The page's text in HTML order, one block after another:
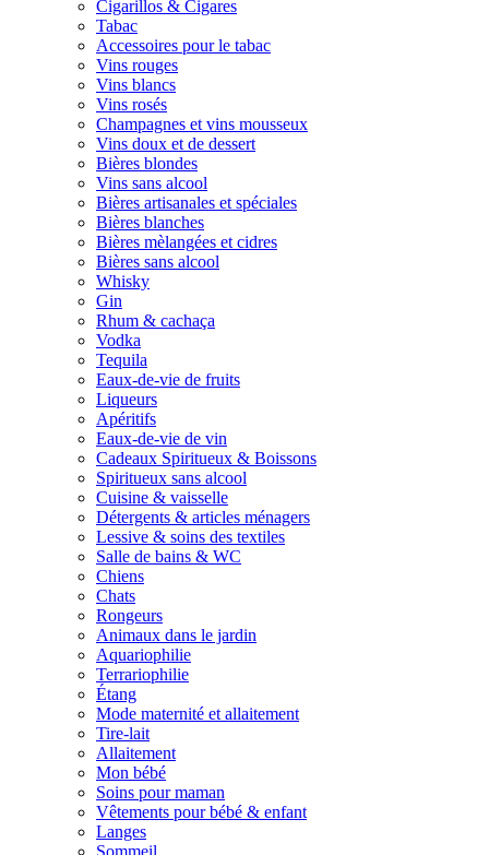
Cigarillos & Cigares
Tabac
Accessoires pour le tabac
Vins rouges
Vins blancs
Vins rosés
Champagnes et vins mousseux
Vins doux et de dessert
Bières blondes
Vins sans alcool
Bières artisanales et spéciales
Bières blanches
Bières mèlangées et cidres
Bières sans alcool
Whisky
Gin
Rhum & cachaça
Vodka
Tequila
Eaux-de-vie de fruits
Liqueurs
Apéritifs
Eaux-de-vie de vin
Cadeaux Spiritueux & Boissons
Spiritueux sans alcool
Cuisine & vaisselle
Détergents & articles ménagers
Lessive & soins des textiles
Salle de bains & WC
Chiens
Chats
Rongeurs
Animaux dans le jardin
Aquariophilie
Terrariophilie
Étang
Mode maternité et allaitement
Tire-lait
Allaitement
Mon bébé
Soins pour maman
Vêtements pour bébé & enfant
Langes
Sommeil